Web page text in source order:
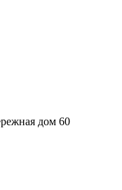
дом 60